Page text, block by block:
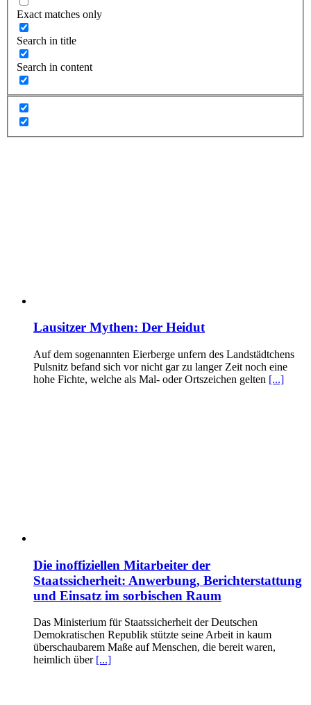
Exact matches only
Search in title
Search in content
Lausitzer Mythen: Der Heidut
Auf dem sogenannten Eierberge unfern des Landstädtchens
Pulsnitz befand sich vor nicht gar zu langer Zeit noch eine
hohe Fichte, welche als Mal- oder Ortszeichen gelten [...]
Die inoffiziellen Mitarbeiter der
Staatssicherheit: Anwerbung, Berichterstattung
und Einsatz im sorbischen Raum
Das Ministerium für Staatssicherheit der Deutschen
Demokratischen Republik stützte seine Arbeit in kaum
überschaubarem Maße auf Menschen, die bereit waren,
heimlich über [...]